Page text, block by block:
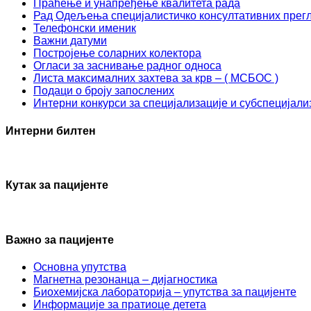
Праћење и унапређење квалитета рада
Рад Одељења специјалистичко консултативних
Телефонски именик
Важни датуми
Постројење соларних колектора
Огласи за заснивање радног односа
Листа максималних захтева за крв – ( МСБОС )
Подаци о броју запослених
Интерни конкурси за специјализације и
Интерни билтен
Кутак за пацијенте
Важно за пацијенте
Основна упутства
Mагнетна резонанца – дијагностика
Биохемијска лабораторија – упутства за пацијенте
Информације за пратиоце детета